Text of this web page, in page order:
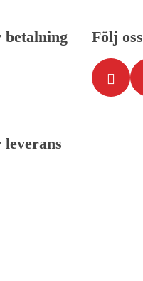
betalning
leverans
Följ oss